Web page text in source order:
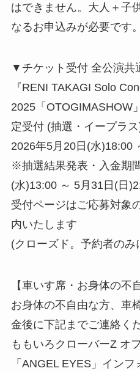
はできません。大人＋子
なるお申込みが必要です。
▼チケット受付 全公演共
『RENI TAKAGI Solo
2025「OTOGIMASHOW
定受付 (抽選・イープラ
2026年5月20日(水)18:00
※抽選結果発表・入金期
(水)13:00 ～ 5月31日(日
受付ページはご応募対象
内いたします
(クローズド。予約者のみ
【車いす席・お身体の不
お身体の不自由な方、車
金後に下記までご連絡く
ももいろクローバーZ オ
「ANGEL EYES」イン